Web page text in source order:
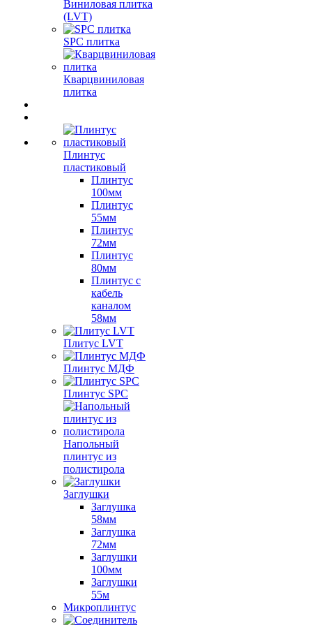
Виниловая плитка
(LVT)
SPC плитка
Кварцвиниловая
плитка
Плинтус
пластиковый
Плинтус
100мм
Плинтус
55мм
Плинтус
72мм
Плинтус
80мм
Плинтус с
кабель
каналом
58мм
Плитус LVT
Плинтус МДФ
Плинтус SPC
Напольный
плинтус из
полистирола
Заглушки
Заглушка
58мм
Заглушка
72мм
Заглушки
100мм
Заглушки
55м
Микроплинтус